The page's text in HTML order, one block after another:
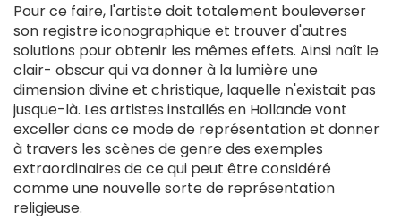
Pour ce faire, l'artiste doit totalement bouleverser
son registre iconographique et trouver d'autres
solutions pour obtenir les mêmes effets. Ainsi naît le
clair- obscur qui va donner à la lumière une
dimension divine et christique, laquelle n'existait pas
jusque-là. Les artistes installés en Hollande vont
exceller dans ce mode de représentation et donner
à travers les scènes de genre des exemples
extraordinaires de ce qui peut être considéré
comme une nouvelle sorte de représentation
religieuse.